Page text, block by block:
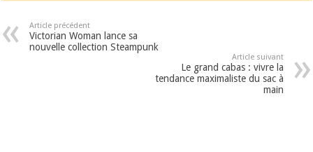
Article précédent
Victorian Woman lance sa
nouvelle collection Steampunk
Article suivant
Le grand cabas : vivre la
tendance maximaliste du sac à
main